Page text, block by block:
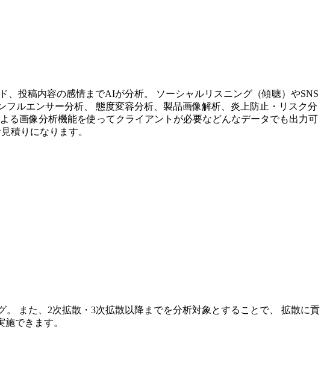
、投稿内容の感情までAIが分析。 ソーシャルリスニング（傾聴）やSNS
ルエンサー分析、 態度変容分析、製品画像解析、炎上防止・リスク分
る画像分析機能を使ってクライアントが必要などんなデータでも出力可
積りになります。
また、2次拡散・3次拡散以降までを分析対象とすることで、 拡散に貢
できます。